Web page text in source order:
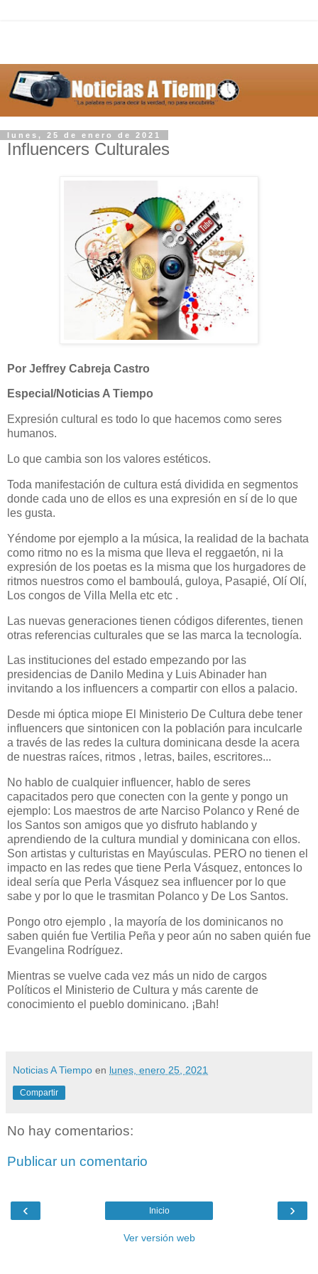
lunes, 25 de enero de 2021
Influencers Culturales
Por Jeffrey Cabreja Castro
Especial/Noticias A Tiempo
Expresión cultural es todo lo que hacemos como seres
humanos.
Lo que cambia son los valores estéticos.
Toda manifestación de cultura está dividida en segmentos
donde cada uno de ellos es una expresión en sí de lo que
les gusta.
Yéndome por ejemplo a la música, la realidad de la bachata
como ritmo no es la misma que lleva el reggaetón, ni la
expresión de los poetas es la misma que los hurgadores de
ritmos nuestros como el bamboulá, guloya, Pasapié, Olí Olí,
Los congos de Villa Mella etc etc .
Las nuevas generaciones tienen códigos diferentes, tienen
otras referencias culturales que se las marca la tecnología.
Las instituciones del estado empezando por las
presidencias de Danilo Medina y Luis Abinader han
invitando a los influencers a compartir con ellos a palacio.
Desde mi óptica miope El Ministerio De Cultura debe tener
influencers que sintonicen con la población para inculcarle
a través de las redes la cultura dominicana desde la acera
de nuestras raíces, ritmos , letras, bailes, escritores...
No hablo de cualquier influencer, hablo de seres
capacitados pero que conecten con la gente y pongo un
ejemplo: Los maestros de arte Narciso Polanco y René de
los Santos son amigos que yo disfruto hablando y
aprendiendo de la cultura mundial y dominicana con ellos.
Son artistas y culturistas en Mayúsculas. PERO no tienen el
impacto en las redes que tiene Perla Vásquez, entonces lo
ideal sería que Perla Vásquez sea influencer por lo que
sabe y por lo que le trasmitan Polanco y De Los Santos.
Pongo otro ejemplo , la mayoría de los dominicanos no
saben quién fue Vertilia Peña y peor aún no saben quién fue
Evangelina Rodríguez.
Mientras se vuelve cada vez más un nido de cargos
Políticos el Ministerio de Cultura y más carente de
conocimiento el pueblo dominicano. ¡Bah!
Noticias A Tiempo en lunes, enero 25, 2021
Compartir
No hay comentarios:
Publicar un comentario
‹ ›
Inicio
Ver versión web